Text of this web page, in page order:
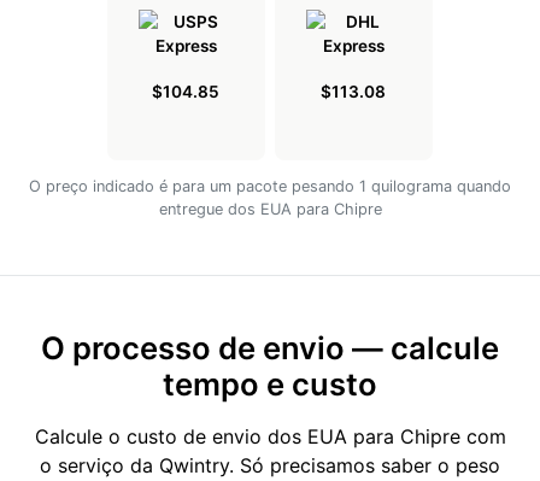
$104.85 $113.08
O preço indicado é para um pacote pesando 1 quilograma quando
entregue dos EUA para Chipre
O processo de envio — calcule
tempo e custo
Calcule o custo de envio dos EUA para Chipre com
o serviço da Qwintry. Só precisamos saber o peso